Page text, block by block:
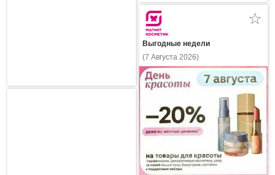
Выгодные недели
(7 Августа 2026)